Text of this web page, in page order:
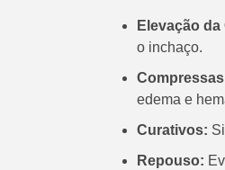
Elevação da
o inchaço.
edema e
Curativos:
Repouso: